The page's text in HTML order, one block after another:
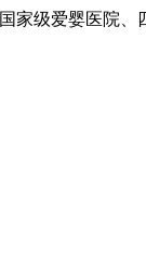
医院、国家